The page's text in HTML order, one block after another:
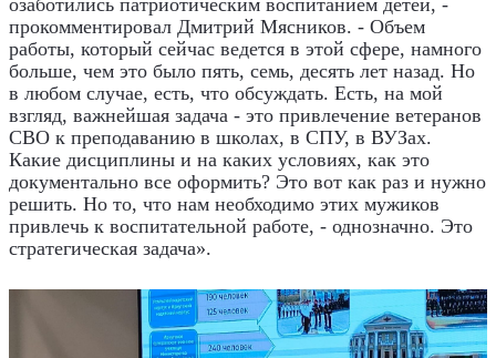
озаботились патриотическим воспитанием детей, -
прокомментировал Дмитрий Мясников. - Объем
работы, который сейчас ведется в этой сфере, намного
больше, чем это было пять, семь, десять лет назад. Но
в любом случае, есть, что обсуждать. Есть, на мой
взгляд, важнейшая задача - это привлечение ветеранов
СВО к преподаванию в школах, в СПУ, в ВУЗах.
Какие дисциплины и на каких условиях, как это
документально все оформить? Это вот как раз и нужно
решить. Но то, что нам необходимо этих мужиков
привлечь к воспитательной работе, - однозначно. Это
стратегическая задача».